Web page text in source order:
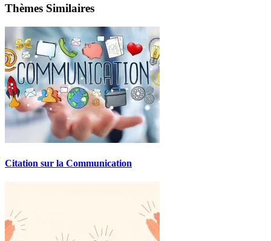
Thèmes Similaires
Citation sur la Communication